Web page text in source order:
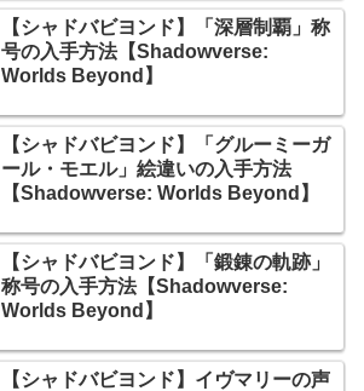
【シャドバビヨンド】「深層制覇」称
号の入手方法【Shadowverse:
Worlds Beyond】
【シャドバビヨンド】「グルーミーガ
ール・モエル」絵違いの入手方法
【Shadowverse: Worlds Beyond】
【シャドバビヨンド】「鍛錬の軌跡」
称号の入手方法【Shadowverse:
Worlds Beyond】
【シャドバビヨンド】イヴマリーの声